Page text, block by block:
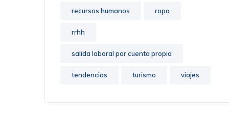
recursos humanos ropa
rrhh
salida laboral por cuenta propia
tendencias turismo viajes